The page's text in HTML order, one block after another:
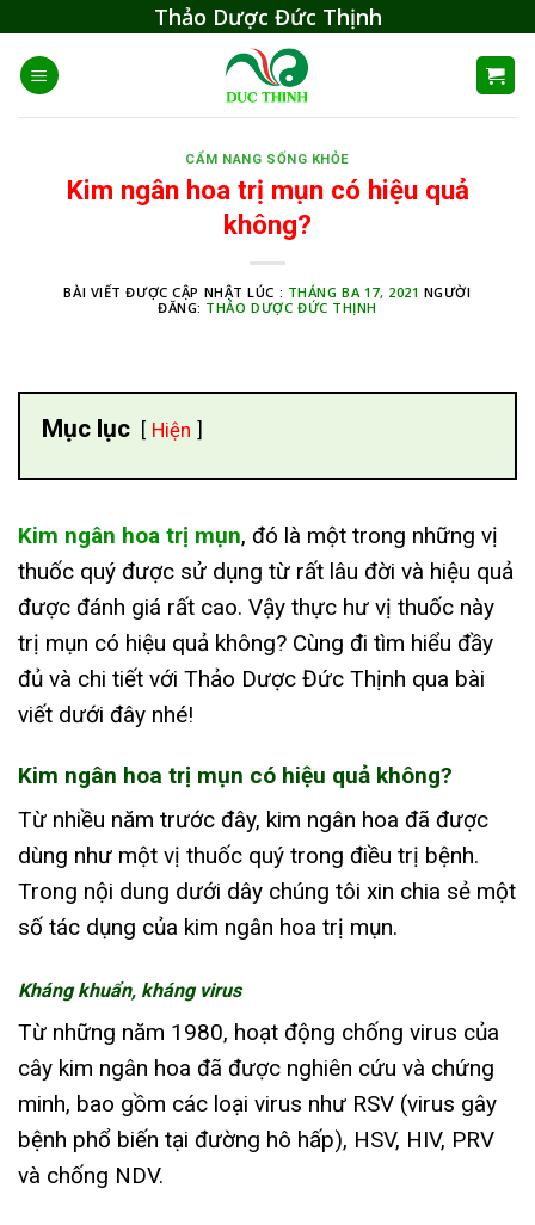
content
Thảo Dược Đức Thịnh
CẨM NANG SỐNG KHỎE
Kim ngân hoa trị mụn có hiệu quả
không?
BÀI VIẾT ĐƯỢC CẬP NHẬT LÚC : THÁNG BA 17, 2021 NGƯỜI
ĐĂNG: THẢO DƯỢC ĐỨC THỊNH
Mục lục Hiện
Kim ngân hoa trị mụn, đó là một trong những vị
thuốc quý được sử dụng từ rất lâu đời và hiệu quả
được đánh giá rất cao. Vậy thực hư vị thuốc này
trị mụn có hiệu quả không? Cùng đi tìm hiểu đầy
đủ và chi tiết với Thảo Dược Đức Thịnh qua bài
viết dưới đây nhé!
Kim ngân hoa trị mụn có hiệu quả không?
Từ nhiều năm trước đây, kim ngân hoa đã được
dùng như một vị thuốc quý trong điều trị bệnh.
Trong nội dung dưới dây chúng tôi xin chia sẻ một
số tác dụng của kim ngân hoa trị mụn.
Kháng khuẩn, kháng virus
Từ những năm 1980, hoạt động chống virus của
cây kim ngân hoa đã được nghiên cứu và chứng
minh, bao gồm các loại virus như RSV (virus gây
bệnh phổ biến tại đường hô hấp), HSV, HIV, PRV
và chống NDV.